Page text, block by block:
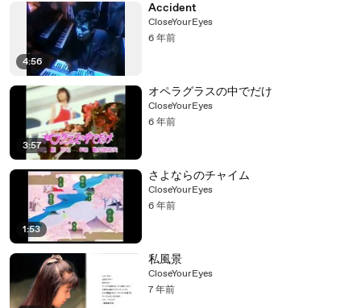
4:56
Accident
CloseYourEyes
6 年前
3:57
オペラグラスの中でだけ
CloseYourEyes
6 年前
1:53
さよならのチャイム
CloseYourEyes
6 年前
私風景
CloseYourEyes
7 年前